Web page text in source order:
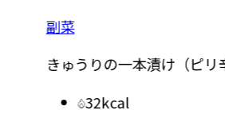
副菜
きゅうりの一本漬け（ピリ
32kcal